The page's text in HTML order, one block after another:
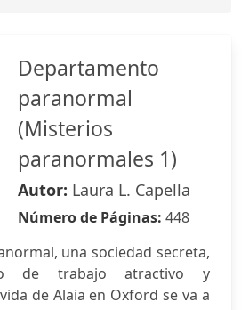
Departamento
paranormal
(Misterios
paranormales 1)
Autor: Laura L. Capella
Número de Páginas: 448
una sociedad secreta,
de trabajo atractivo y
de Alaia en Oxford se va a